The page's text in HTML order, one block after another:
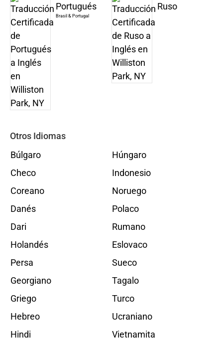
Portugués
Brasil & Portugal
Ruso
Otros Idiomas
Búlgaro
Checo
Coreano
Danés
Dari
Holandés
Persa
Georgiano
Griego
Hebreo
Hindi
Húngaro
Indonesio
Noruego
Polaco
Rumano
Eslovaco
Sueco
Tagalo
Turco
Ucraniano
Vietnamita